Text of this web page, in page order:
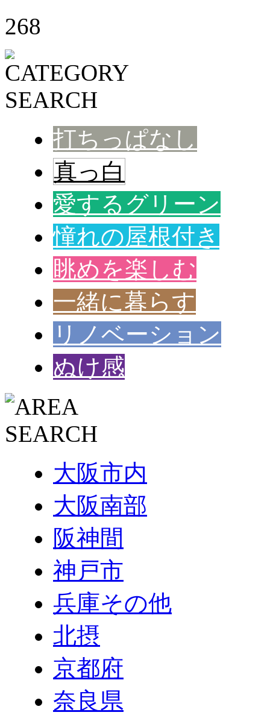
268
打ちっぱなし
真っ白
愛するグリーン
憧れの屋根付き
眺めを楽しむ
一緒に暮らす
リノベーション
ぬけ感
大阪市内
大阪南部
阪神間
神戸市
兵庫その他
北摂
京都府
奈良県